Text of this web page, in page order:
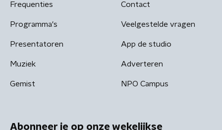
Frequenties
Programma's
Presentatoren
Muziek
Gemist
Contact
Veelgestelde vragen
App de studio
Adverteren
NPO Campus
Abonneer je op onze wekelijkse